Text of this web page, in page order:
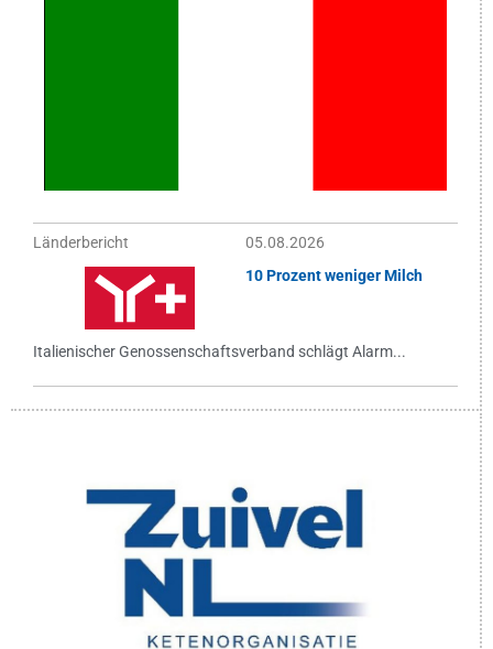
Länderbericht
05.08.2026
10 Prozent weniger Milch
Italienischer Genossenschaftsverband schlägt Alarm...